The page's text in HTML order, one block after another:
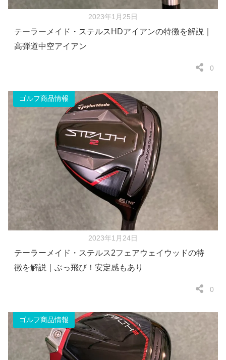
2023年1月25日
テーラーメイド・ステルスHDアイアンの特徴を解説｜
高弾道中空アイアン
0
ゴルフ商品情報
2023年1月24日
テーラーメイド・ステルス2フェアウェイウッドの特
徴を解説｜ぶっ飛び！安定感もあり
0
ゴルフ商品情報